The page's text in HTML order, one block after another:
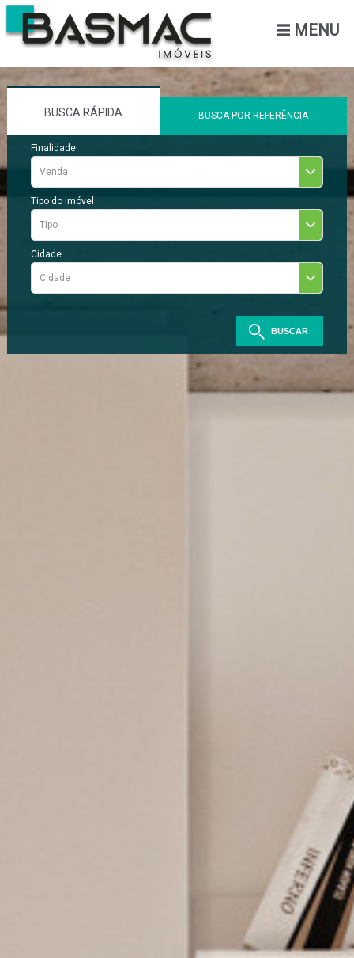
MENU
BUSCA RÁPIDA
BUSCA RÁPIDA BUSCA POR REFERÊNCIA
Finalidade
Venda
Tipo do imóvel
Tipo
Cidade
Cidade
BUSCAR